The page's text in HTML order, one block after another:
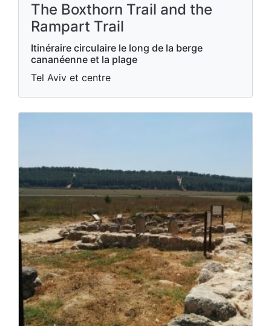
The Boxthorn Trail and the
Rampart Trail
Itinéraire circulaire le long de la berge
cananéenne et la plage
Tel Aviv et centre